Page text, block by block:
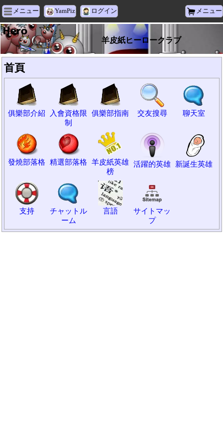
メニュー YamPiz ログイン メニュー
羊皮紙ヒーロークラブ
首頁
俱樂部介紹
入會資格限
制
俱樂部指南 交友搜尋 聊天室
發燒部落格 精選部落格
羊皮紙英雄
榜
活躍的英雄 新誕生英雄
支持
チャットル
ーム
言語
サイトマッ
プ